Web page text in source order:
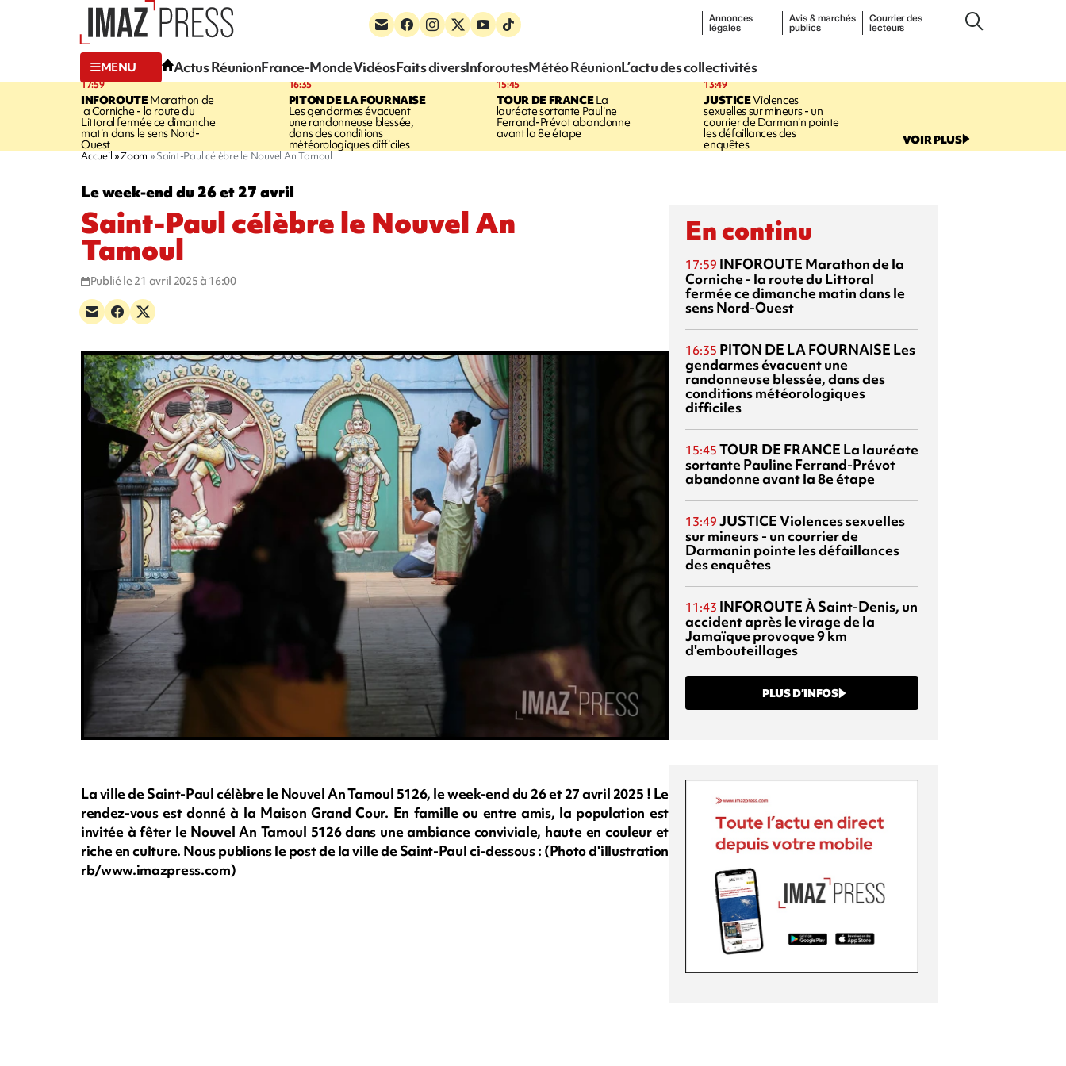
Annonces
légales
Avis & marchés
publics
Courrier des
lecteurs
MENU Actus RéunionFrance-MondeVidéosFaits diversInforoutesMétéo RéunionL’actu des collectivités
17:59
INFOROUTEMarathon de
la Corniche - la route du
Littoral fermée ce dimanche
matin dans le sens Nord-
Ouest
16:35
PITON DE LA FOURNAISE
Les gendarmes évacuent
une randonneuse blessée,
dans des conditions
météorologiques difficiles
15:45
TOUR DE FRANCELa
lauréate sortante Pauline
Ferrand-Prévot abandonne
avant la 8e étape
13:49
JUSTICEViolences
sexuelles sur mineurs - un
courrier de Darmanin pointe
les défaillances des
enquêtes VOIR PLUS
Accueil Zoom Saint-Paul célèbre le Nouvel An Tamoul
Le week-end du 26 et 27 avril
Saint-Paul célèbre le Nouvel An
Tamoul
Publié le 21 avril 2025 à 16:00
La ville de Saint-Paul célèbre le Nouvel An Tamoul 5126, le week-end du 26 et 27 avril 2025 ! Le
rendez-vous est donné à la Maison Grand Cour. En famille ou entre amis, la population est
invitée à fêter le Nouvel An Tamoul 5126 dans une ambiance conviviale, haute en couleur et
riche en culture. Nous publions le post de la ville de Saint-Paul ci-dessous : (Photo d'illustration
rb/www.imazpress.com)
En continu
17:59 INFOROUTE Marathon de la
Corniche - la route du Littoral
fermée ce dimanche matin dans le
sens Nord-Ouest
16:35 PITON DE LA FOURNAISE Les
gendarmes évacuent une
randonneuse blessée, dans des
conditions météorologiques
difficiles
15:45 TOUR DE FRANCE La lauréate
sortante Pauline Ferrand-Prévot
abandonne avant la 8e étape
13:49 JUSTICEViolences sexuelles
sur mineurs - un courrier de
Darmanin pointe les défaillances
des enquêtes
11:43 INFOROUTEÀ Saint-Denis, un
accident après le virage de la
Jamaïque provoque 9 km
d'embouteillages
PLUS D’INFOS